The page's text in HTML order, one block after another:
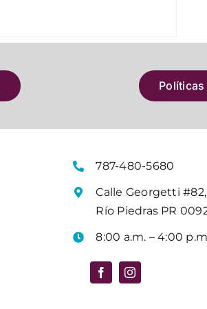
Políticas
787-480-5680
Calle Georgetti #82,
Río Piedras PR
8:00 a.m. – 4:00